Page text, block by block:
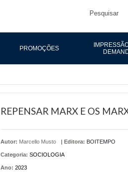
Pesquisar
PROMOÇÕES
REPENSAR MARX E OS
Autor: Marcello Musto | Editora: BOITEMPO
Categoria: SOCIOLOGIA
Ano: 2023